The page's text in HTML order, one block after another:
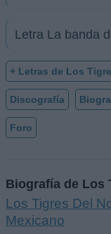
Letra La banda
+ Letras de Los
Discografía
Foro
Biografía de Los
Los Tigres Del
Mexicano